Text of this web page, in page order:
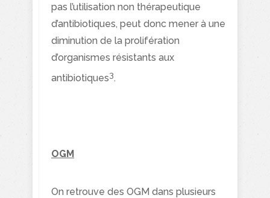
pas l’utilisation non thérapeutique
d’antibiotiques, peut donc mener à une
diminution de la prolifération
d’organismes résistants aux
antibiotiques3.
OGM
On retrouve des OGM dans plusieurs